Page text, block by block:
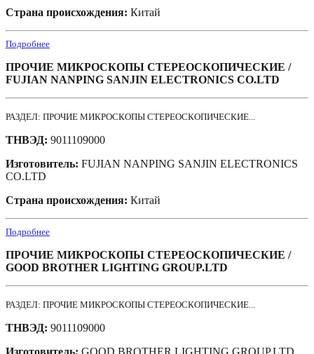
Страна происхождения: Китай
Подробнее
ПРОЧИЕ МИКРОСКОПЫ СТЕРЕОСКОПИЧЕСКИЕ /
FUJIAN NANPING SANJIN ELECTRONICS CO.LTD
РАЗДЕЛ: ПРОЧИЕ МИКРОСКОПЫ СТЕРЕОСКОПИЧЕСКИЕ...
ТНВЭД: 9011109000
Изготовитель: FUJIAN NANPING SANJIN ELECTRONICS
CO.LTD
Страна происхождения: Китай
Подробнее
ПРОЧИЕ МИКРОСКОПЫ СТЕРЕОСКОПИЧЕСКИЕ /
GOOD BROTHER LIGHTING GROUP.LTD
РАЗДЕЛ: ПРОЧИЕ МИКРОСКОПЫ СТЕРЕОСКОПИЧЕСКИЕ...
ТНВЭД: 9011109000
Изготовитель: GOOD BROTHER LIGHTING GROUP.LTD